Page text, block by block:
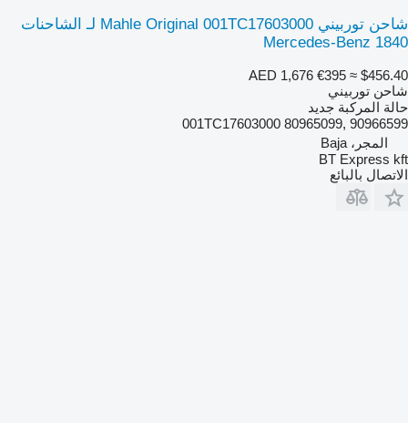
شاحن توربيني Mahle Original 001TC17603000 لـ الشاحنات
Mercedes-Benz 1840
AED 1,676 €395 ≈ $456.40
شاحن توربيني
حالة المركبة جديد
001TC17603000 80965099, 90966599
المجر، Baja
BT Express kft
الاتصال بالبائع